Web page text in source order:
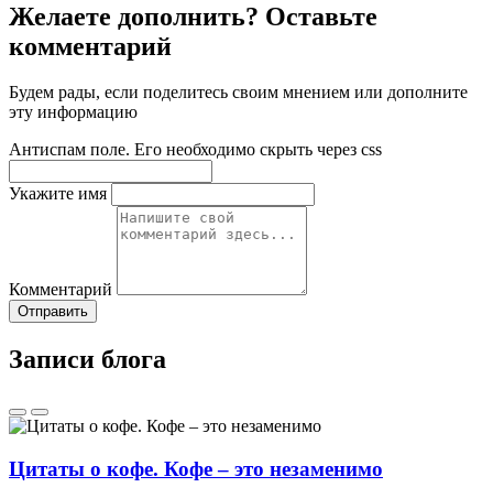
Желаете дополнить? Оставьте
комментарий
Будем рады, если поделитесь своим мнением или дополните
эту информацию
Антиспам поле. Его необходимо скрыть через css
Укажите имя
Комментарий
Отправить
Записи блога
Цитаты о кофе. Кофе – это незаменимо